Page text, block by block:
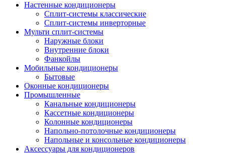
Настенные кондиционеры
Сплит-системы классические
Сплит-системы инверторные
Мульти сплит-системы
Наружные блоки
Внутренние блоки
Фанкойлы
Мобильные кондиционеры
Бытовые
Оконные кондиционеры
Промышленные
Канальные кондиционеры
Кассетные кондиционеры
Колонные кондиционеры
Напольно-потолочные кондиционеры
Напольные и консольные кондиционеры
Аксессуары для кондиционеров